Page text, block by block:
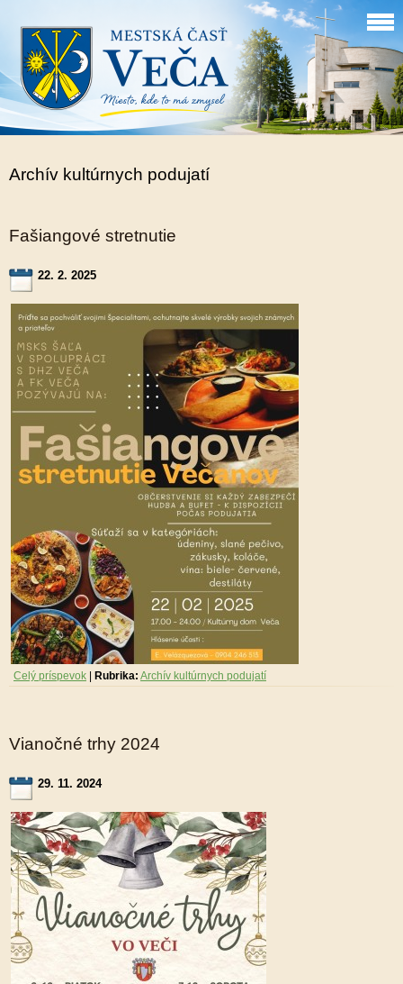
Archív kultúrnych podujatí
Fašiangové stretnutie
22. 2. 2025
Celý príspevok Rubrika: Archív kultúrnych podujatí
Vianočné trhy 2024
29. 11. 2024